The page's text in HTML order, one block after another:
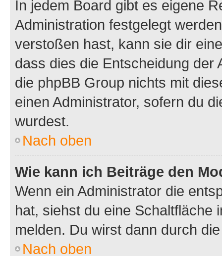
In jedem Board gibt es eigene
Administration festgelegt
verstoßen hast, kann sie dir
dass dies die Entscheidung der
die phpBB Group nichts mit
einen Administrator, sofern du
wurdest.
Nach oben
Wie kann ich Beiträge den
Wenn ein Administrator die
hat, siehst du eine Schaltfläche
melden. Du wirst dann durch
Nach oben